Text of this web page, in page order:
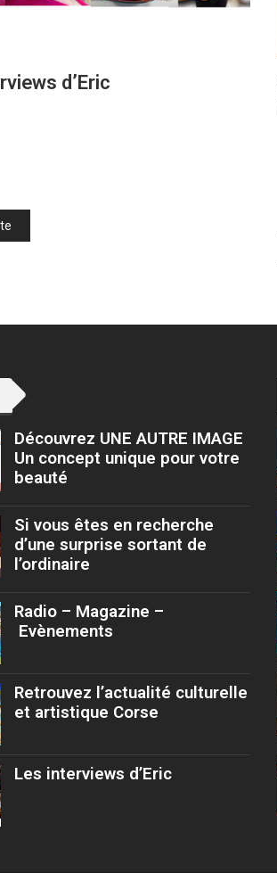
d’Eric
Découvrez UNE AUTRE IMAGE
Un concept unique pour votre
beauté
Si vous êtes en recherche
d’une surprise sortant de
l’ordinaire
Radio – Magazine –
Evènements
Retrouvez l’actualité culturelle
et artistique Corse
Les interviews d’Eric